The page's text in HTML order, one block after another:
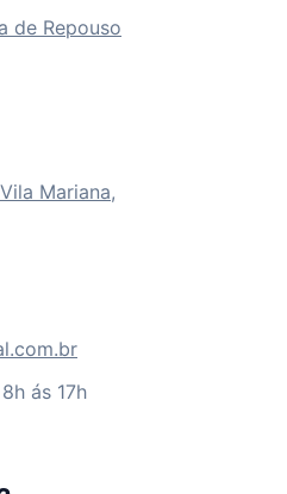
de Repouso
Mariana,
ás 17h